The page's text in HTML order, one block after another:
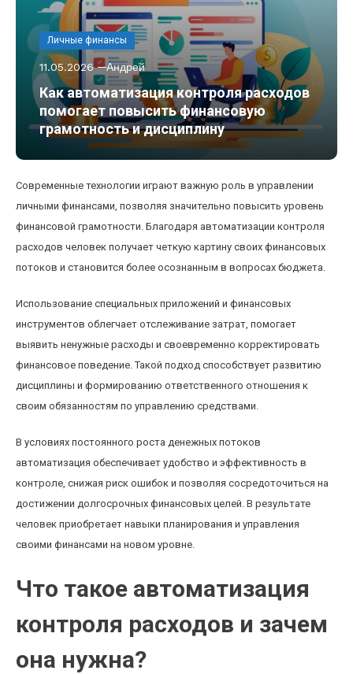
Личные финансы
11.05.2026 Андрей
Как автоматизация контроля расходов
помогает повысить финансовую
грамотность и дисциплину
Современные технологии играют важную роль в управлении
личными финансами, позволяя значительно повысить уровень
финансовой грамотности. Благодаря автоматизации контроля
расходов человек получает четкую картину своих финансовых
потоков и становится более осознанным в вопросах бюджета.
Использование специальных приложений и финансовых
инструментов облегчает отслеживание затрат, помогает
выявить ненужные расходы и своевременно корректировать
финансовое поведение. Такой подход способствует развитию
дисциплины и формированию ответственного отношения к
своим обязанностям по управлению средствами.
В условиях постоянного роста денежных потоков
автоматизация обеспечивает удобство и эффективность в
контроле, снижая риск ошибок и позволяя сосредоточиться на
достижении долгосрочных финансовых целей. В результате
человек приобретает навыки планирования и управления
своими финансами на новом уровне.
Что такое автоматизация
контроля расходов и зачем
она нужна?